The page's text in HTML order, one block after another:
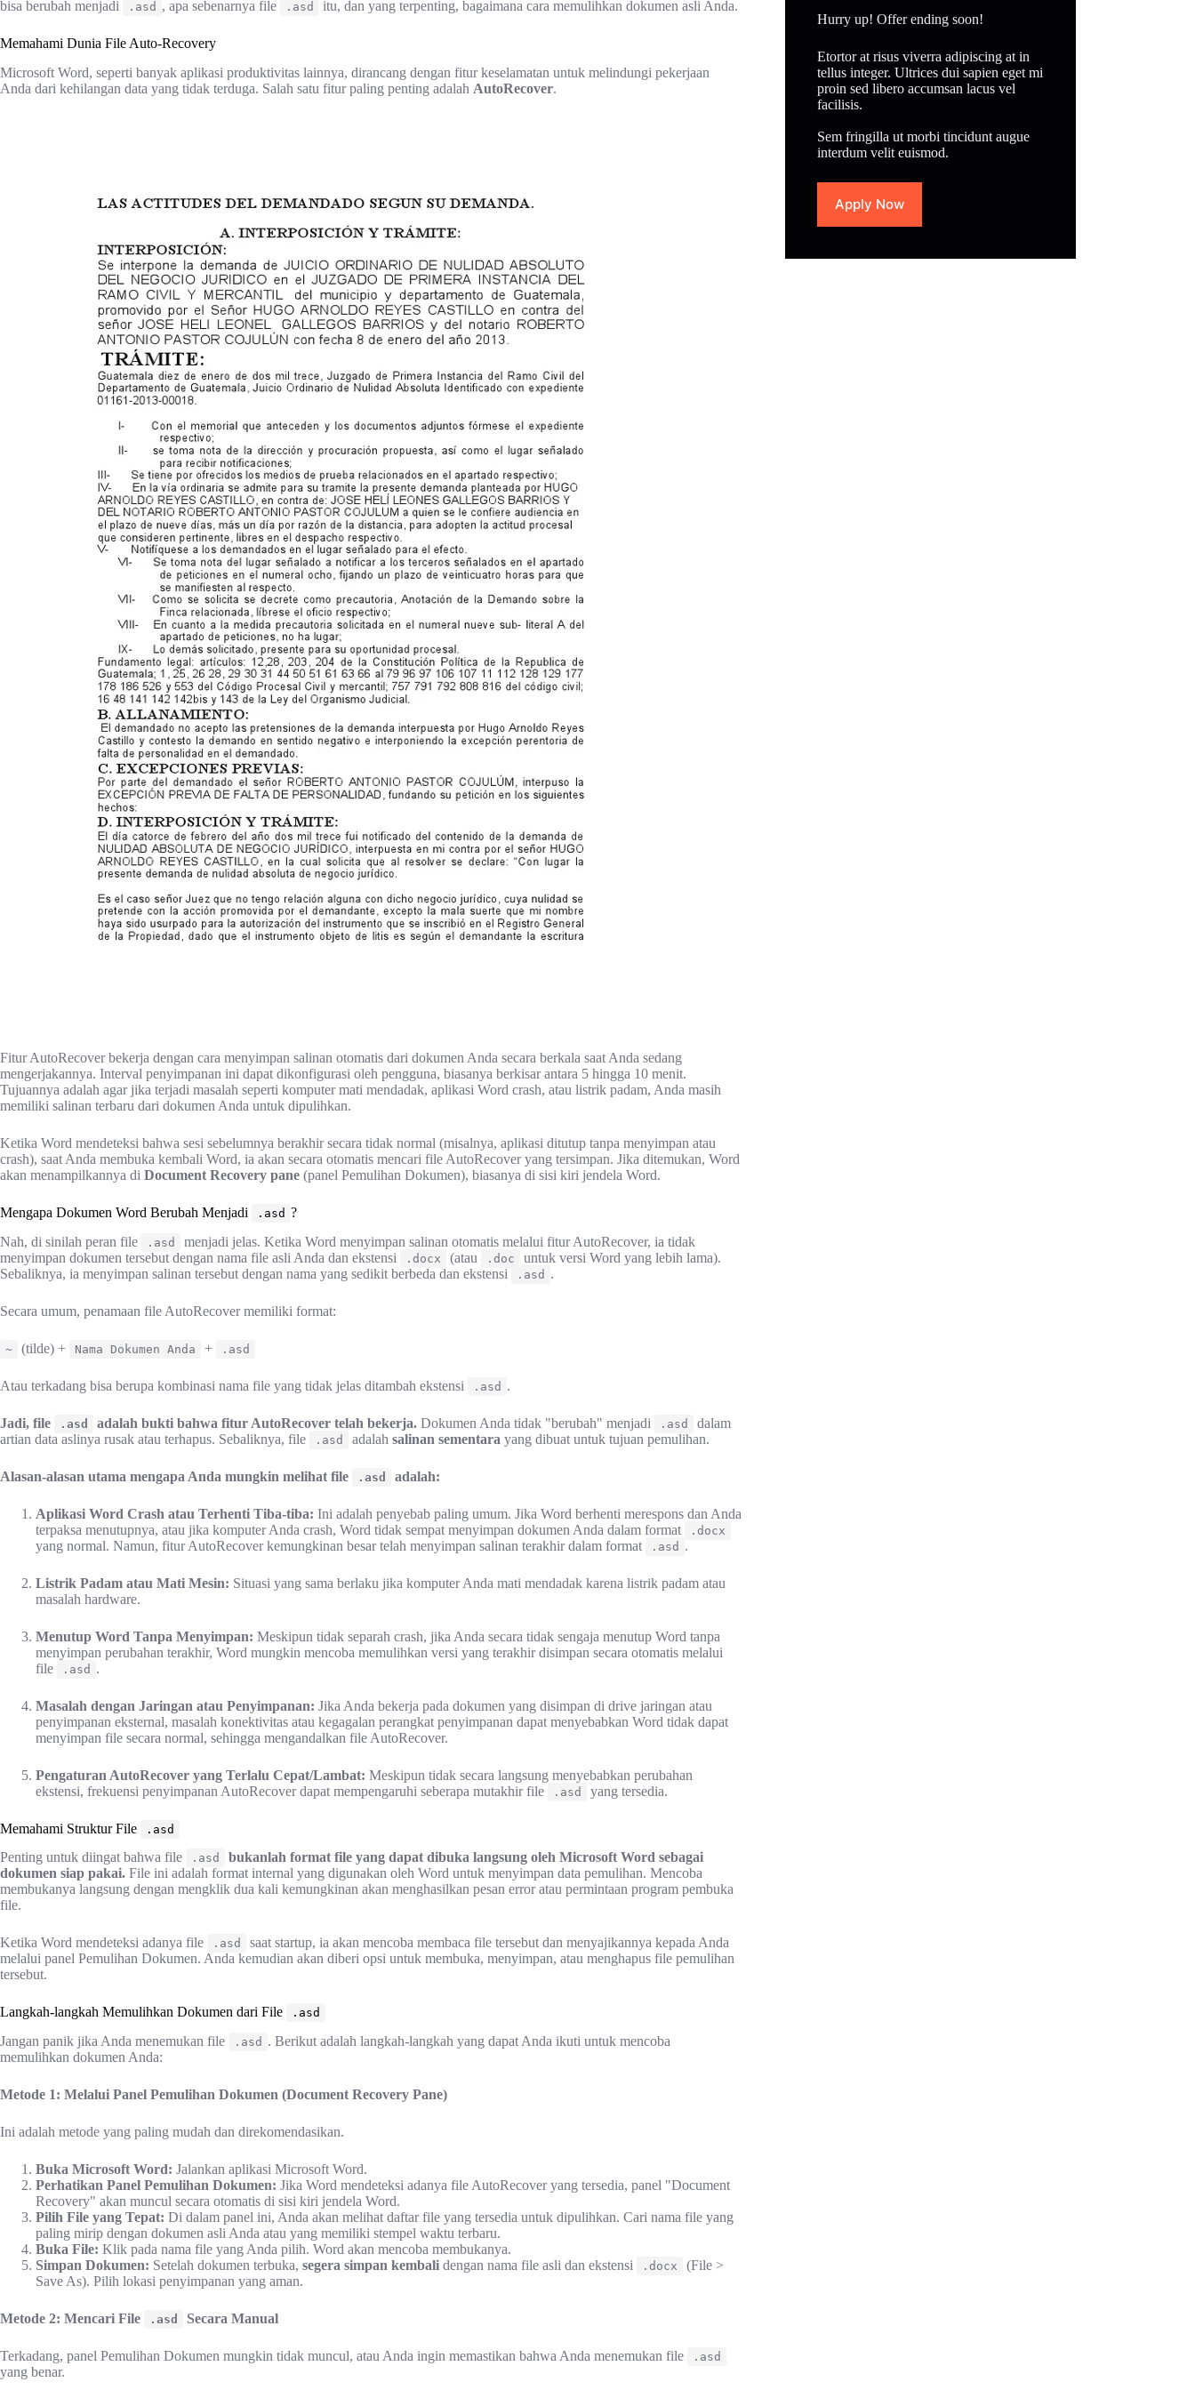
bisa berubah menjadi
.asd , apa sebenarnya file .asd itu, dan yang terpenting, bagaimana cara memulihkan dokumen asli Anda.
Memahami Dunia File Auto-Recovery
Microsoft Word, seperti banyak aplikasi produktivitas lainnya, dirancang dengan fitur keselamatan untuk melindungi pekerjaan
Anda dari kehilangan data yang tidak terduga. Salah satu fitur paling penting adalah AutoRecover.
Fitur AutoRecover bekerja dengan cara menyimpan salinan otomatis dari dokumen Anda secara berkala saat Anda sedang
mengerjakannya. Interval penyimpanan ini dapat dikonfigurasi oleh pengguna, biasanya berkisar antara 5 hingga 10 menit.
Tujuannya adalah agar jika terjadi masalah seperti komputer mati mendadak, aplikasi Word crash, atau listrik padam, Anda masih
memiliki salinan terbaru dari dokumen Anda untuk dipulihkan.
Ketika Word mendeteksi bahwa sesi sebelumnya berakhir secara tidak normal (misalnya, aplikasi ditutup tanpa menyimpan atau
crash), saat Anda membuka kembali Word, ia akan secara otomatis mencari file AutoRecover yang tersimpan. Jika ditemukan, Word
akan menampilkannya di Document Recovery pane (panel Pemulihan Dokumen), biasanya di sisi kiri jendela Word.
Mengapa Dokumen Word Berubah Menjadi .asd ?
Nah, di sinilah peran file
.asd
menjadi jelas. Ketika Word menyimpan salinan otomatis melalui fitur AutoRecover, ia tidak
menyimpan dokumen tersebut dengan nama file asli Anda dan ekstensi
.docx (atau .doc
untuk versi Word yang lebih lama).
Sebaliknya, ia menyimpan salinan tersebut dengan nama yang sedikit berbeda dan ekstensi
.asd .
Secara umum, penamaan file AutoRecover memiliki format:
~ (tilde) + Nama Dokumen Anda + .asd
Atau terkadang bisa berupa kombinasi nama file yang tidak jelas ditambah ekstensi .asd .
Jadi, file .asd adalah bukti bahwa fitur AutoRecover telah bekerja. Dokumen Anda tidak "berubah" menjadi .asd
dalam
artian data aslinya rusak atau terhapus. Sebaliknya, file
.asd adalah salinan sementara yang dibuat untuk tujuan pemulihan.
Alasan-alasan utama mengapa Anda mungkin melihat file .asd adalah:
Aplikasi Word Crash atau Terhenti Tiba-tiba: Ini adalah penyebab paling umum. Jika Word berhenti merespons dan Anda
terpaksa menutupnya, atau jika komputer Anda crash, Word tidak sempat menyimpan dokumen Anda dalam format
.docx
yang normal. Namun, fitur AutoRecover kemungkinan besar telah menyimpan salinan terakhir dalam format .asd .
Listrik Padam atau Mati Mesin: Situasi yang sama berlaku jika komputer Anda mati mendadak karena listrik padam atau
masalah hardware.
Menutup Word Tanpa Menyimpan: Meskipun tidak separah crash, jika Anda secara tidak sengaja menutup Word tanpa
menyimpan perubahan terakhir, Word mungkin mencoba memulihkan versi yang terakhir disimpan secara otomatis melalui
file
.asd .
Masalah dengan Jaringan atau Penyimpanan: Jika Anda bekerja pada dokumen yang disimpan di drive jaringan atau
penyimpanan eksternal, masalah konektivitas atau kegagalan perangkat penyimpanan dapat menyebabkan Word tidak dapat
menyimpan file secara normal, sehingga mengandalkan file AutoRecover.
Pengaturan AutoRecover yang Terlalu Cepat/Lambat: Meskipun tidak secara langsung menyebabkan perubahan
ekstensi, frekuensi penyimpanan AutoRecover dapat mempengaruhi seberapa mutakhir file
.asd yang tersedia.
Memahami Struktur File .asd
Penting untuk diingat bahwa file .asd
bukanlah format file yang dapat dibuka langsung oleh Microsoft Word sebagai
dokumen siap pakai. File ini adalah format internal yang digunakan oleh Word untuk menyimpan data pemulihan. Mencoba
membukanya langsung dengan mengklik dua kali kemungkinan akan menghasilkan pesan error atau permintaan program pembuka
file.
Ketika Word mendeteksi adanya file .asd
saat startup, ia akan mencoba membaca file tersebut dan menyajikannya kepada Anda
melalui panel Pemulihan Dokumen. Anda kemudian akan diberi opsi untuk membuka, menyimpan, atau menghapus file pemulihan
tersebut.
Langkah-langkah Memulihkan Dokumen dari File .asd
Jangan panik jika Anda menemukan file .asd . Berikut adalah langkah-langkah yang dapat Anda ikuti untuk mencoba
memulihkan dokumen Anda:
Metode 1: Melalui Panel Pemulihan Dokumen (Document Recovery Pane)
Ini adalah metode yang paling mudah dan direkomendasikan.
Buka Microsoft Word: Jalankan aplikasi Microsoft Word.
Perhatikan Panel Pemulihan Dokumen: Jika Word mendeteksi adanya file AutoRecover yang tersedia, panel "Document
Recovery" akan muncul secara otomatis di sisi kiri jendela Word.
Pilih File yang Tepat: Di dalam panel ini, Anda akan melihat daftar file yang tersedia untuk dipulihkan. Cari nama file yang
paling mirip dengan dokumen asli Anda atau yang memiliki stempel waktu terbaru.
Buka File: Klik pada nama file yang Anda pilih. Word akan mencoba membukanya.
Simpan Dokumen: Setelah dokumen terbuka, segera simpan kembali dengan nama file asli dan ekstensi .docx
(File >
Save As). Pilih lokasi penyimpanan yang aman.
Metode 2: Mencari File .asd Secara Manual
Terkadang, panel Pemulihan Dokumen mungkin tidak muncul, atau Anda ingin memastikan bahwa Anda menemukan file .asd
yang benar.
Hurry up! Offer ending soon!
Etortor at risus viverra adipiscing at in
tellus integer. Ultrices dui sapien eget mi
proin sed libero accumsan lacus vel
facilisis.
Sem fringilla ut morbi tincidunt augue
interdum velit euismod.
Apply Now